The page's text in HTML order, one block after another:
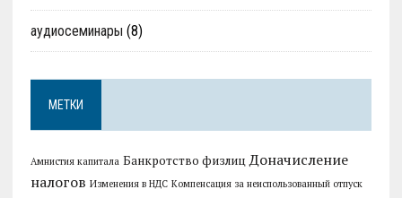
аудиосеминары (8)
МЕТКИ
Амнистия капитала Банкротство физлиц Доначисление
налогов Изменения в НДС Компенсация за неиспользованный отпуск